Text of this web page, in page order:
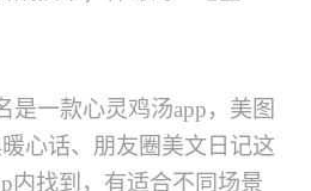
是一款心灵鸡汤app，美图
心话、朋友圈美文日记这
内找到，有适合不同场景